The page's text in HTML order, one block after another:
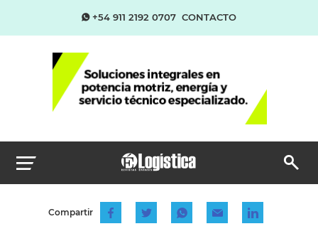
+54 911 2192 0707 CONTACTO
Compartir